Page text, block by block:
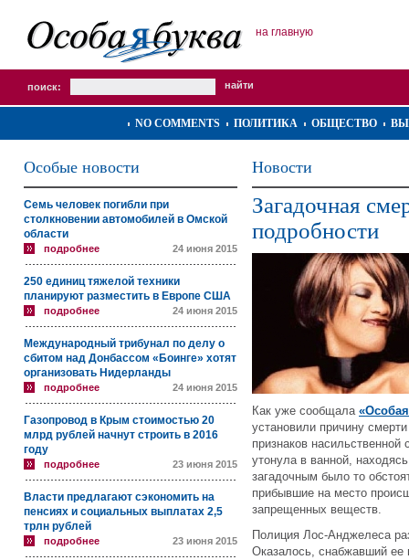
на главную
поиск:
NO COMMENTS ПОЛИТИКА ОБЩЕСТВО
Особые новости
Семь человек погибли при
столкновении автомобилей в Омской
области
подробнее 24 июня 2015
250 единиц тяжелой техники
планируют разместить в Европе США
подробнее 24 июня 2015
Международный трибунал по делу о
сбитом над Донбассом «Боинге» хотят
организовать Нидерланды
подробнее 24 июня 2015
Газопровод в Крым стоимостью 20
млрд рублей начнут строить в 2016
году
подробнее 23 июня 2015
Власти предлагают сэкономить на
пенсиях и социальных выплатах 2,5
трлн рублей
подробнее 23 июня 2015
Новости
Загадочная
подробности
Как уже сообщала
установили причину
признаков
утонула в ванной,
загадочным было то
прибывшие на место
запрещенных веществ.
Полиция Лос-Анджелеса
Оказалось, снабжавший ее